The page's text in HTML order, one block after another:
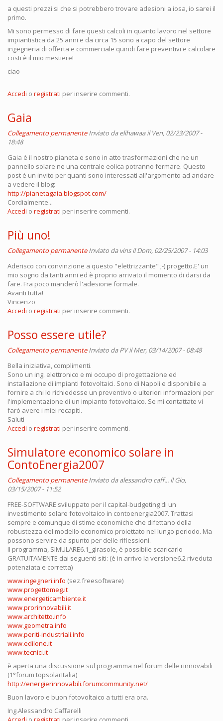
a questi prezzi si che si potrebbero trovare adesioni a iosa, io sarei il
primo.
Mi sono permesso di fare questi calcoli in quanto lavoro nel settore
impiantistica da 25 anni e da circa 15 sono a capo del settore
ingegneria di offerta e commerciale quindi fare preventivi e calcolare
costi è il mio mestiere!
ciao
Accedi o registrati per inserire commenti.
Gaia
Collegamento permanente Inviato daelihawaail Ven, 02/23/2007 -
18:48
Gaia è il nostro pianeta e sono in atto trasformazioni che ne un
pannello solare ne una centrale eolica potranno fermare. Questo
post è un invito per quanti sono interessati all'argomento ad andare
a vedere il blog:
http://pianetagaia.blogspot.com/
Cordialmente...
Accedi o registrati per inserire commenti.
Più uno!
Collegamento permanente Inviato davinsil Dom, 02/25/2007 - 14:03
Aderisco con convinzione a questo "elettrizzante" ;-) progetto.E' un
mio sogno da tanti anni ed è proprio arrivato il momento di darsi da
fare. Fra poco manderò l'adesione formale.
Avanti tutta!
Vincenzo
Accedi o registrati per inserire commenti.
Posso essere utile?
Collegamento permanente Inviato daPVil Mer, 03/14/2007 - 08:48
Bella iniziativa, complimenti.
Sono un ing. elettronico e mi occupo di progettazione ed
installazione di impianti fotovoltaici. Sono di Napoli e disponibile a
fornire a chi lo richiedesse un preventivo o ulteriori informazioni per
l'implementazione di un impianto fotovoltaico. Se mi contattate vi
farò avere i miei recapiti.
Saluti
Accedi o registrati per inserire commenti.
Simulatore economico solare in
ContoEnergia2007
Collegamento permanente Inviato daalessandro caff... il Gio,
03/15/2007 - 11:52
FREE-SOFTWARE sviluppato per il capital-budgeting di un
investimento solare fotovoltaico in contoenergia2007. Trattasi
sempre e comunque di stime economiche che difettano della
robustezza del modello economico proiettato nel lungo periodo. Ma
possono servire da spunto per delle riflessioni.
Il programma, SIMULARE6.1_girasole, è possibile scaricarlo
GRATUITAMENTE dai seguenti siti: (è in arrivo la versione6.2 riveduta
potenziata e corretta)
www.ingegneri.info (sez.freesoftware)
www.progettomeg.it
www.energeticambiente.it
www.prorinnovabili.it
www.architetto.info
www.geometra.info
www.periti-industriali.info
www.edilone.it
www.tecnici.it
è aperta una discussione sul programma nel forum delle rinnovabili
(1°forum topsolarItalia)
http://energierinnovabili.forumcommunity.net/
Buon lavoro e buon fotovoltaico a tutti era ora.
Ing.Alessandro Caffarelli